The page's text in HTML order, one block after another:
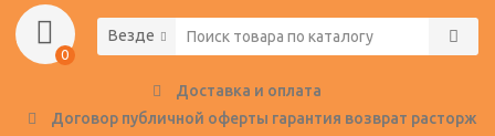
0
Везде
Доставка и оплата
Договор публичной оферты гарантия возврат